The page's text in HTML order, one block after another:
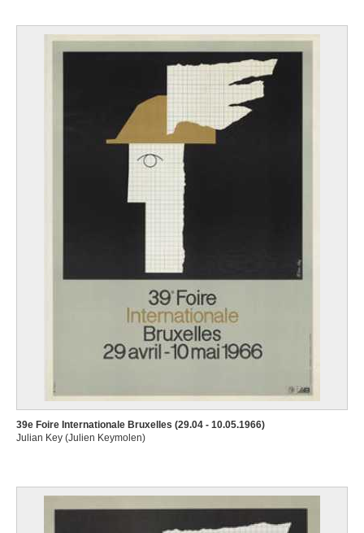
39e Foire Internationale Bruxelles (29.04 - 10.05.1966)
Julian Key (Julien Keymolen)